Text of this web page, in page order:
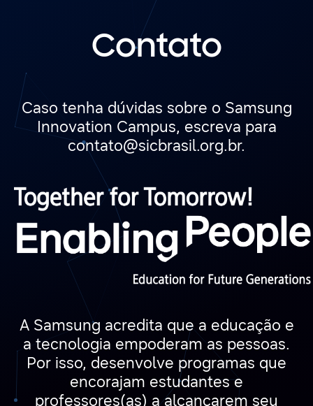
Contato
Caso tenha dúvidas sobre o Samsung
Innovation Campus, escreva para
contato@sicbrasil.org.br.
A Samsung acredita que a educação e
a tecnologia empoderam as pessoas.
Por isso, desenvolve programas que
encorajam estudantes e
professores(as) a alcançarem seu